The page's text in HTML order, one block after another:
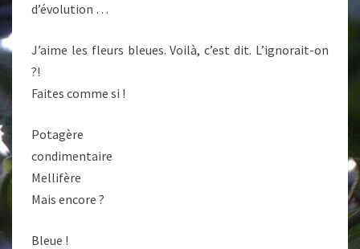
d’évolution …
J’aime les fleurs bleues. Voilà, c’est dit. L’ignorait-on
?!
Faites comme si !
Potagère
condimentaire
Mellifère
Mais encore ?
Bleue !